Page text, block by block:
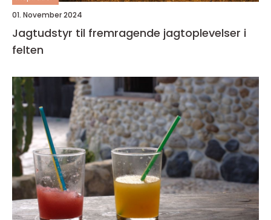
01. November 2024
Jagtudstyr til fremragende jagtoplevelser i
felten